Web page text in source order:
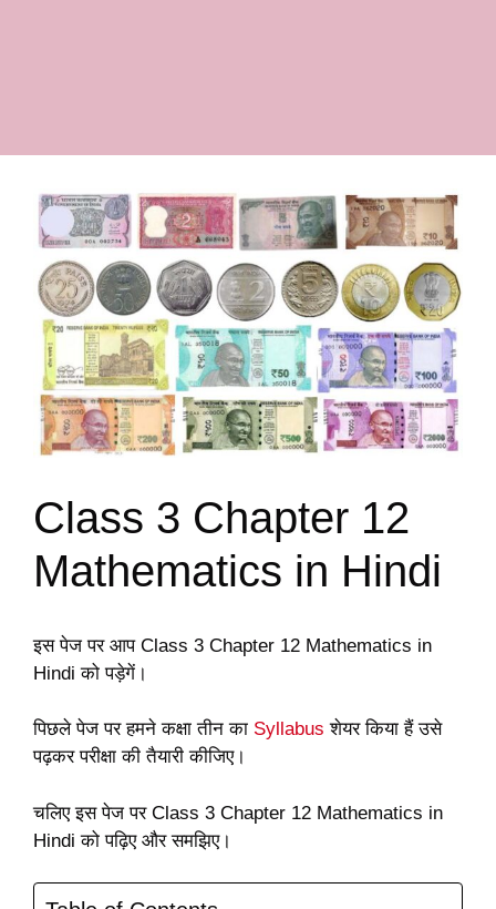
Class 3 Chapter 12
Mathematics in Hindi
इस पेज पर आप Class 3 Chapter 12 Mathematics in
Hindi को पड़ेगें।
पिछले पेज पर हमने कक्षा तीन का Syllabus शेयर किया हैं उसे
पढ़कर परीक्षा की तैयारी कीजिए।
चलिए इस पेज पर Class 3 Chapter 12 Mathematics in
Hindi को पढ़िए और समझिए।